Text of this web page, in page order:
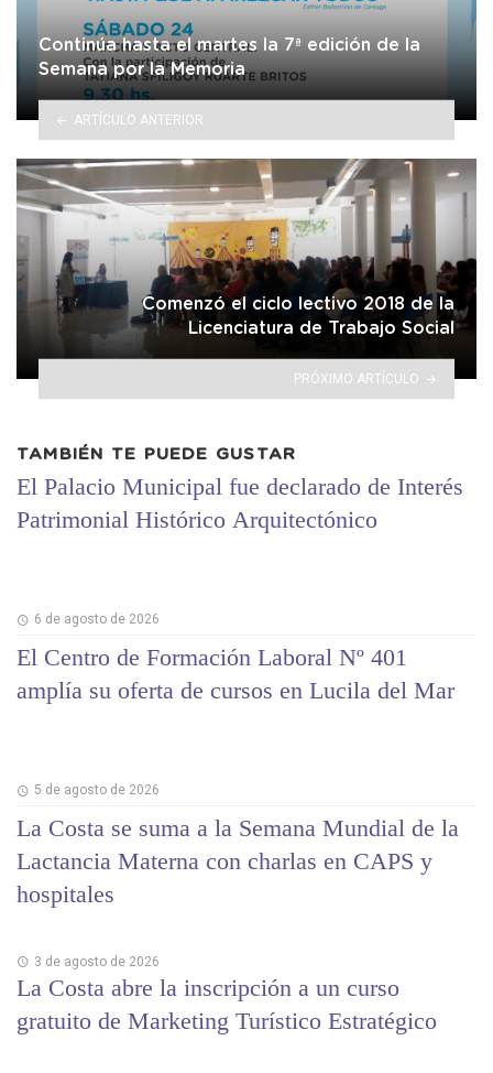
Continúa hasta el martes la 7ª edición de la
Semana por la Memoria
ARTÍCULO ANTERIOR
Comenzó el ciclo lectivo 2018 de la
Licenciatura de Trabajo Social
PRÓXIMO ARTÍCULO
TAMBIÉN TE PUEDE GUSTAR
El Palacio Municipal fue declarado de Interés
Patrimonial Histórico Arquitectónico
6 de agosto de 2026
El Centro de Formación Laboral Nº 401
amplía su oferta de cursos en Lucila del Mar
5 de agosto de 2026
La Costa se suma a la Semana Mundial de la
Lactancia Materna con charlas en CAPS y
hospitales
3 de agosto de 2026
La Costa abre la inscripción a un curso
gratuito de Marketing Turístico Estratégico